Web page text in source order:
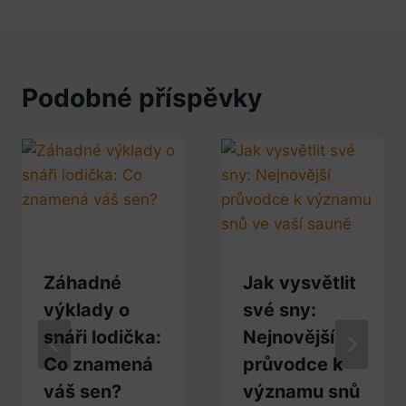
Podobné příspěvky
Záhadné
výklady o
snáři lodička:
Co znamená
váš sen?
Jak vysvětlit
své sny:
Nejnovější
průvodce k
významu snů